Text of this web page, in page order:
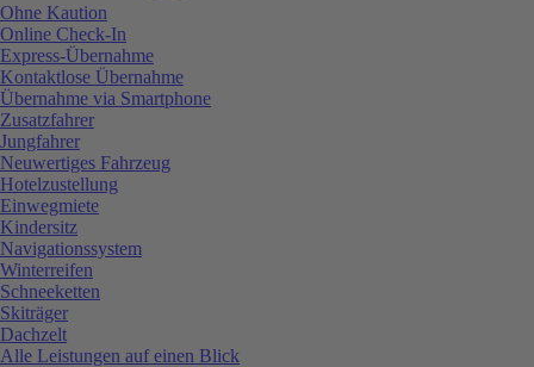
Ohne Kaution
Online Check-In
Express-Übernahme
Kontaktlose Übernahme
Übernahme via Smartphone
Zusatzfahrer
Jungfahrer
Neuwertiges Fahrzeug
Hotelzustellung
Einwegmiete
Kindersitz
Navigationssystem
Winterreifen
Schneeketten
Skiträger
Dachzelt
Alle Leistungen auf einen Blick